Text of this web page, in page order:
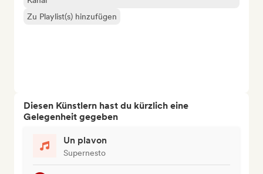
Zu Playlist(s) hinzufügen
Diesen Künstlern hast du kürzlich eine
Gelegenheit gegeben
Un plavon
Supernesto